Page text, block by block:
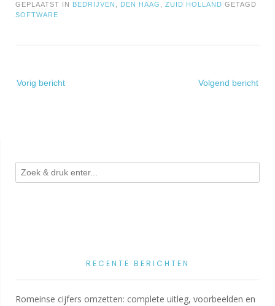
GEPLAATST IN BEDRIJVEN DEN HAAG ZUID HOLLAND GETAGD
SOFTWARE
navigatie
Vorig bericht Volgend bericht
RECENTE BERICHTEN
Romeinse cijfers omzetten: complete uitleg, voorbeelden en